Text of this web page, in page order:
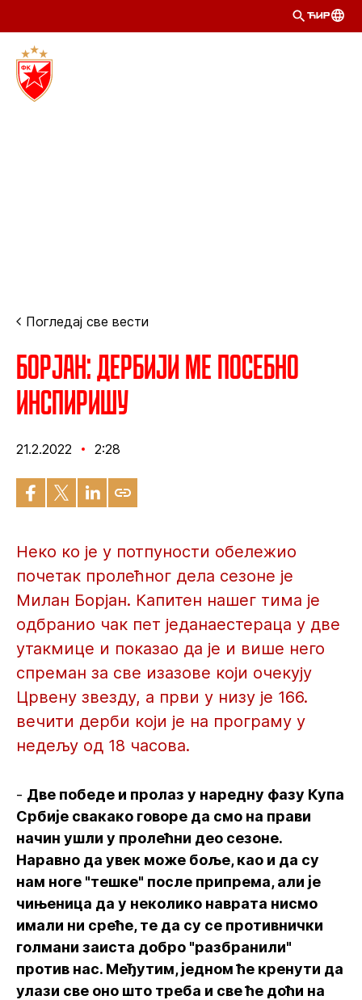
ЋИР
Погледај све вести
Борјан: Дербији ме посебно
инспиришу
21.2.2022 2:28
Неко ко је у потпуности обележио
почетак пролећног дела сезоне је
Милан Борјан. Капитен нашег тима је
одбранио чак пет једанаестераца у две
утакмице и показао да је и више него
спреман за све изазове који очекују
Црвену звезду, а први у низу је 166.
вечити дерби који је на програму у
недељу од 18 часова.
- Две победе и пролаз у наредну фазу Купа
Србије свакако говоре да смо на прави
начин ушли у пролећни део сезоне.
Наравно да увек може боље, као и да су
нам ноге "тешке" после припрема, али је
чињеница да у неколико наврата нисмо
имали ни среће, те да су се противнички
голмани заиста добро "разбранили"
против нас. Међутим, једном ће кренути да
улази све оно што треба и све ће доћи на